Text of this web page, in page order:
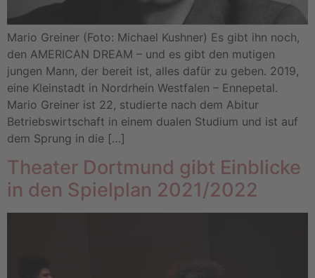
Mario Greiner (Foto: Michael Kushner) Es gibt ihn noch,
den AMERICAN DREAM – und es gibt den mutigen
jungen Mann, der bereit ist, alles dafür zu geben. 2019,
eine Kleinstadt in Nordrhein Westfalen – Ennepetal.
Mario Greiner ist 22, studierte nach dem Abitur
Betriebswirtschaft in einem dualen Studium und ist auf
dem Sprung in die […]
Theater Dortmund gibt Einblicke
in den Spielplan 2021/2022